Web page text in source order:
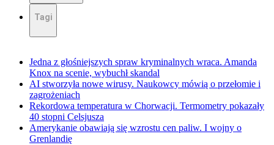
Tagi
Jedna z głośniejszych spraw kryminalnych wraca. Amanda
Knox na scenie, wybuchł skandal
AI stworzyła nowe wirusy. Naukowcy mówią o przełomie i
zagrożeniach
Rekordowa temperatura w Chorwacji. Termometry pokazały
40 stopni Celsjusza
Amerykanie obawiają się wzrostu cen paliw. I wojny o
Grenlandię